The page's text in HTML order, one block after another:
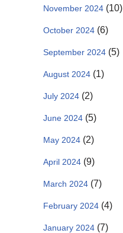
November 2024 (10)
October 2024 (6)
September 2024 (5)
August 2024 (1)
July 2024 (2)
June 2024 (5)
May 2024 (2)
April 2024 (9)
March 2024 (7)
February 2024 (4)
January 2024 (7)